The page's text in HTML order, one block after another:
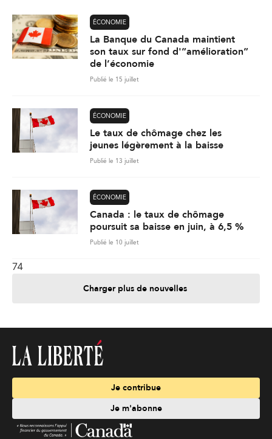
ÉCONOMIE
La Banque du Canada maintient
son taux sur fond d'”amélioration”
de l’économie
Publié le 15 juillet
ÉCONOMIE
Le taux de chômage chez les
jeunes légèrement à la baisse
Publié le 13 juillet
ÉCONOMIE
Canada : le taux de chômage
poursuit sa baisse en juin, à 6,5 %
Publié le 10 juillet
74
Charger plus de nouvelles
Je contribue
Je m'abonne